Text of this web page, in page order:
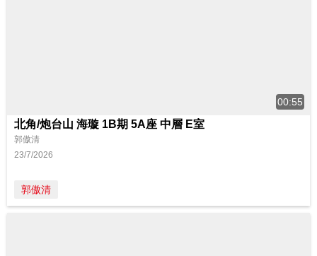
00:55
北角/炮台山 海璇 1B期 5A座 中層 E室
郭傲清
23/7/2026
郭傲清